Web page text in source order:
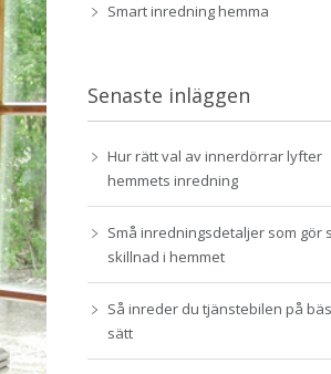
Smart inredning hemma
Senaste inläggen
Hur rätt val av innerdörrar lyfter
hemmets inredning
Små inredningsdetaljer som gör
skillnad i hemmet
Så inreder du tjänstebilen på
sätt